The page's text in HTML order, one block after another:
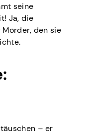
seine
Ja, die
den sie
– er